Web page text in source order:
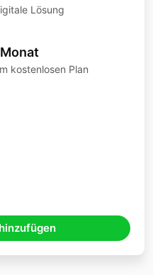
Lösung
kostenlosen Plan